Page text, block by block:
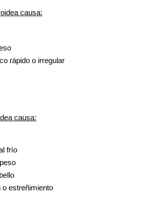
causa:
rápido o irregular
causa:
frío
o estreñimiento